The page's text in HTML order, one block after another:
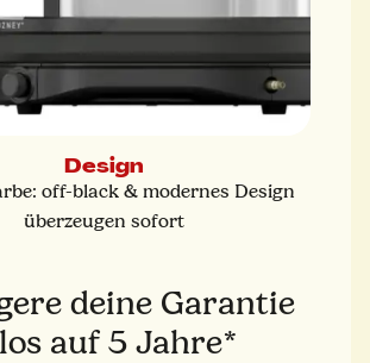
Design
off-black & modernes Design
überzeugen sofort
deine Garantie
auf 5 Jahre*